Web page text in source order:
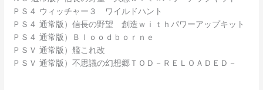
ＰＳ４ ウィッチャー３ ワイルドハント
ＰＳ４ 通常版）信長の野望 創造ｗｉｔｈパワーアップキット
ＰＳ４ 通常版）Ｂｌｏｏｄｂｏｒｎｅ
ＰＳＶ 通常版）艦これ改
ＰＳＶ 通常版）不思議の幻想郷ＴＯＤ－ＲＥＬＯＡＤＥＤ－